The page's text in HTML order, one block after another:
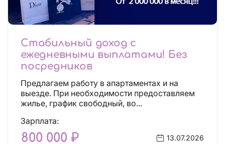
Стабильный доход с
ежедневными выплатами! Без
посредников
Предлагаем работу в апартаментах и на
выезде. При необходимости предоставляем
жилье, график свободный, во...
Зарплата:
800 000 ₽ 13.07.2026